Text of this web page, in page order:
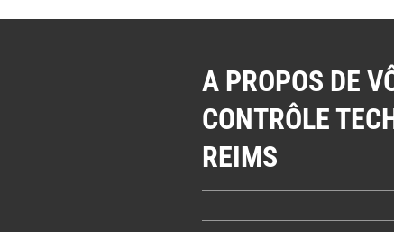
A PROPOS DE
CONTRÔLE
REIMS